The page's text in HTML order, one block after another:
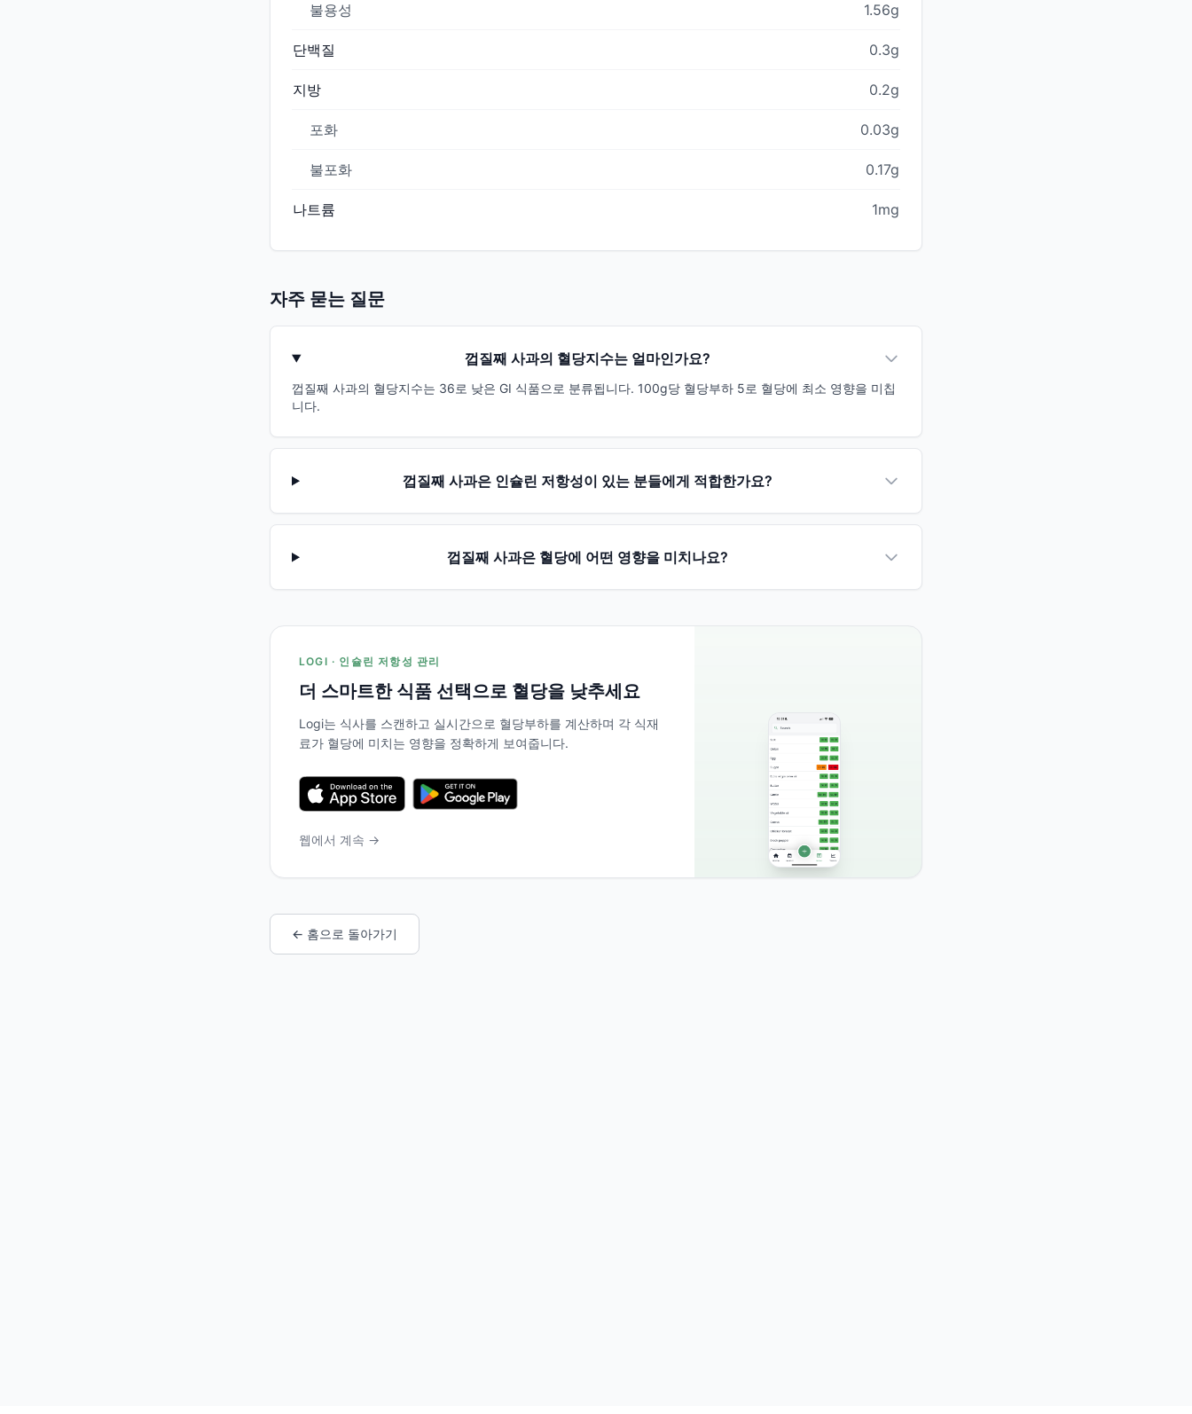
불용성 1.56g
단백질 0.3g
지방 0.2g
포화 0.03g
불포화 0.17g
나트륨 1mg
자주 묻는 질문
껍질째 사과의 혈당지수는 얼마인가요?
껍질째 사과의 혈당지수는 36로 낮은 GI 식품으로 분류됩니다. 100g당 혈당부하 5로 혈당에 최소 영향을 미칩
니다.
껍질째 사과은 인슐린 저항성이 있는 분들에게 적합한가요?
껍질째 사과은 혈당에 어떤 영향을 미치나요?
LOGI · 인슐린 저항성 관리
더 스마트한 식품 선택으로 혈당을 낮추세요
Logi는 식사를 스캔하고 실시간으로 혈당부하를 계산하며 각 식재
료가 혈당에 미치는 영향을 정확하게 보여줍니다.
웹에서 계속 →
← 홈으로 돌아가기